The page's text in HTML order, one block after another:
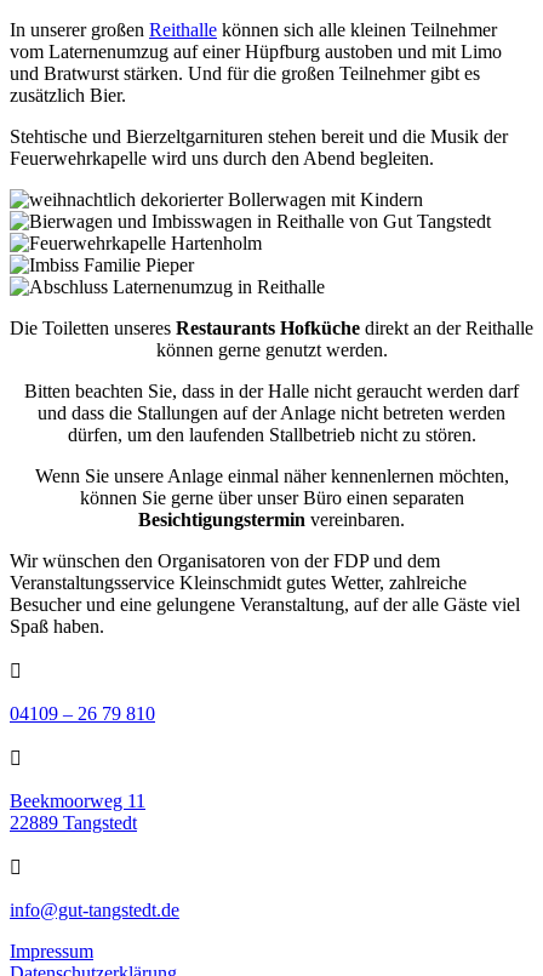
In unserer großen Reithalle können sich alle kleinen Teilnehmer
vom Laternenumzug auf einer Hüpfburg austoben und mit Limo
und Bratwurst stärken. Und für die großen Teilnehmer gibt es
zusätzlich Bier.
Stehtische und Bierzeltgarnituren stehen bereit und die Musik der
Feuerwehrkapelle wird uns durch den Abend begleiten.
Die Toiletten unseres Restaurants Hofküche direkt an der Reithalle
können gerne genutzt werden.
Bitten beachten Sie, dass in der Halle nicht geraucht werden darf
und dass die Stallungen auf der Anlage nicht betreten werden
dürfen, um den laufenden Stallbetrieb nicht zu stören.
Wenn Sie unsere Anlage einmal näher kennenlernen möchten,
können Sie gerne über unser Büro einen separaten
Besichtigungstermin vereinbaren.
Wir wünschen den Organisatoren von der FDP und dem
Veranstaltungsservice Kleinschmidt gutes Wetter, zahlreiche
Besucher und eine gelungene Veranstaltung, auf der alle Gäste viel
Spaß haben.

04109 – 26 79 810

Beekmoorweg 11
22889 Tangstedt

info@gut-tangstedt.de
Impressum